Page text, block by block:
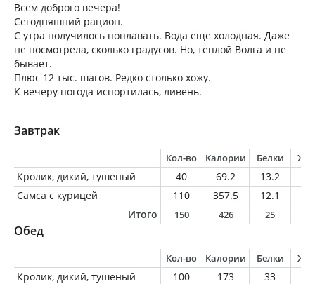
Всем доброго вечера!
Сегодняшний рацион.
С утра получилось поплавать. Вода еще холодная. Даже
не посмотрела, сколько градусов. Но, теплой Волга и не
бывает.
Плюс 12 тыс. шагов. Редко столько хожу.
К вечеру погода испортилась, ливень.
Завтрак
Кол-во Калории Белки
Кролик, дикий, тушеный 40 69.2 13.2
Самса с курицей
110 357.5 12.1
Итого
150 426 25
Обед
Кол-во Калории Белки
Кролик, дикий, тушеный 100 173 33